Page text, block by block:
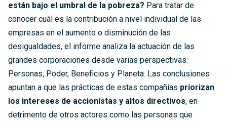
están bajo el umbral de la pobreza? Para tratar de
conocer cuál es la contribución a nivel individual de las
empresas en el aumento o disminución de las
desigualdades, el informe analiza la actuación de las
grandes corporaciones desde varias perspectivas:
Personas, Poder, Beneficios y Planeta. Las conclusiones
apuntan a que las prácticas de estas compañías priorizan
los intereses de accionistas y altos directivos, en
detrimento de otros actores como las personas que